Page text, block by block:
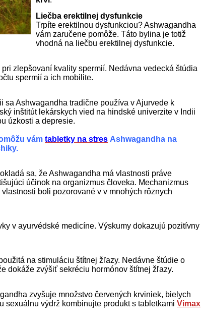
Liečba erektilnej dysfunkcie
Trpíte erektilnou dysfunkciou? Ashwagandha
vám zaručene pomôže. Táto bylina je totiž
vhodná na liečbu erektilnej dysfunkcie.
zlepšovaní kvality spermií. Nedávna vedecká štúdia
spermií a ich mobilite.
Ashwagandha tradične používa v Ajurvede k
inštitút lekárskych vied na hindské univerzite v Indii
úzkosti a depresie.
vám tabletky na stres Ashwagandha na
sa, že Ashwagandha má vlastnosti práve
účinok na organizmus človeka. Mechanizmus
boli pozorované v v mnohých rôznych
v ayurvédské medicíne. Výskumy dokazujú pozitívny
na stimuláciu štítnej žľazy. Nedávne štúdie o
dokáže zvýšiť sekréciu hormónov štítnej žľazy.
zvyšuje množstvo červených krviniek, bielych
sexuálnu výdrž kombinujte produkt s tabletkami Vimax